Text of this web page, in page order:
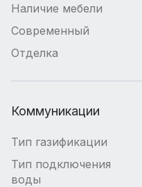
Наличие мебели
Современный
Отделка
Коммуникации
Тип газификации
Тип подключения
воды